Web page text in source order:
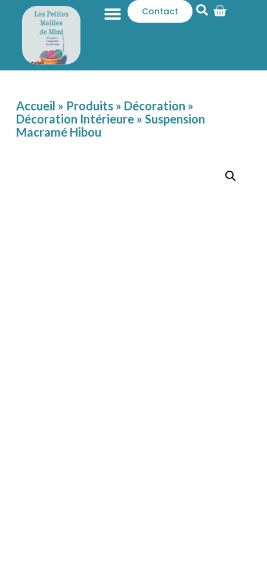
Contact
Accueil » Produits» Décoration »
Décoration Intérieure» Suspension
Macramé Hibou